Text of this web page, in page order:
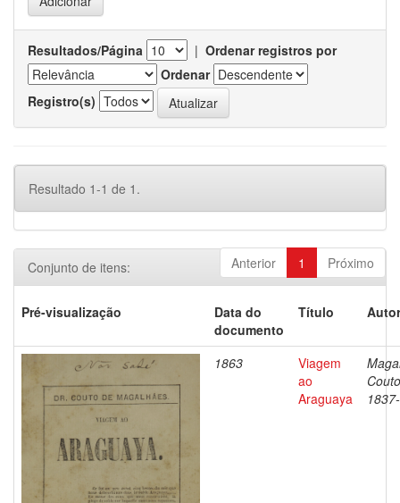
Resultados/Página | Ordenar registros por
Ordenar
Registro(s)
Resultado 1-1 de 1.
Anterior 1 Próximo
Conjunto de itens:
Pré-visualização
Data do
documento
Título
1863
Viagem
ao
Araguaya